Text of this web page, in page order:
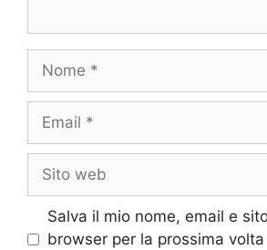
Nome
Email
Sito
web
Salva il mio nome, email e
browser per la prossima volta